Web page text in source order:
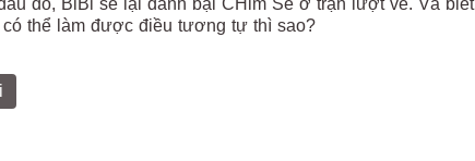
đó, BiBi sẽ lại đánh bại CHim Sẻ ở trận lượt về. Và biết
thể làm được điều tương tự thì sao?